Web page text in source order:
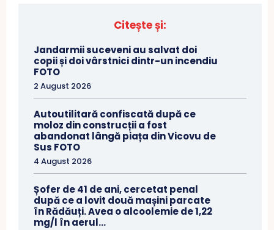
Citește și:
Jandarmii suceveni au salvat doi
copii și doi vârstnici dintr-un incendiu
FOTO
2 August 2026
Autoutilitară confiscată după ce
moloz din construcții a fost
abandonat lângă piața din Vicovu de
Sus FOTO
4 August 2026
Șofer de 41 de ani, cercetat penal
după ce a lovit două mașini parcate
în Rădăuți. Avea o alcoolemie de 1,22
mg/l în aerul...